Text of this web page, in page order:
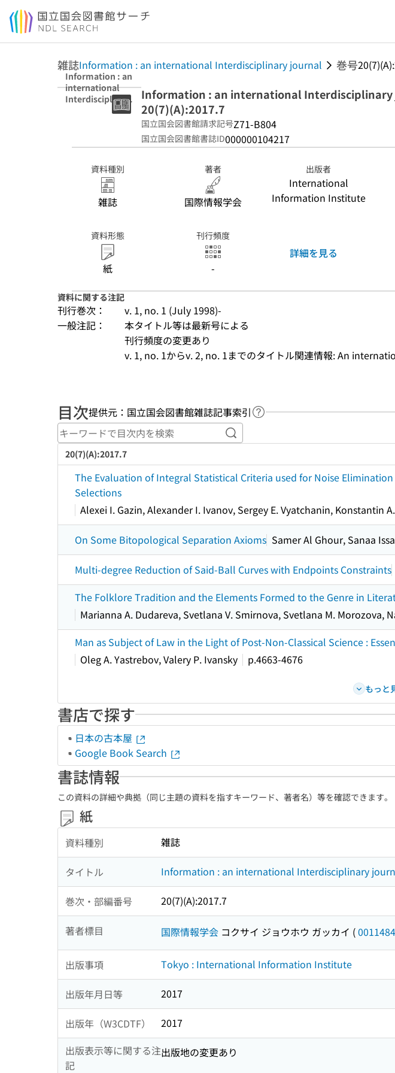
本文へ移動
雑誌Information : an international Interdisciplinary journal 巻号
Information : an
international
Interdisciplinary
journal 20(7)
Information : an international
20(7)(A):2017.7
国立国会図書館請求記号Z71-B804
国立国会図書館書誌ID000000104217
資料種別
雑誌
著者
国際情報学会
出版者
International
Information Institute
資料形態
紙
刊行頻度
-
詳細を見る
資料に関する注記
刊行巻次：
v. 1, no. 1 (July 1998)-
一般注記：
本タイトル等は最新号による
刊行頻度の変更あり
v. 1, no. 1からv. 2, no. 1までのタイトル関連情報: An
目次提供元：国立国会図書館雑誌記事索引 ヘルプページへのリンク
キーワードで目次内を検索
20(7)(A):2017.7
The Evaluation of Integral Statistical Criteria used for Noise
Selections
Alexei I. Gazin, Alexander I. Ivanov, Sergey E. Vyatchanin, Konstantin
On Some Bitopological Separation Axioms Samer Al Ghour, Sanaa Issa
Multi-degree Reduction of Said-Ball Curves with Endpoints Constraints
The Folklore Tradition and the Elements Formed to the Genre in
Marianna A. Dudareva, Svetlana V. Smirnova, Svetlana M. Morozova,
Man as Subject of Law in the Light of Post-Non-Classical Science :
Oleg A. Yastrebov, Valery P. Ivansky
p.4663-4676
もっと
書店で探す
日本の古本屋
Google Book Search
書誌情報
この資料の詳細や典拠（同じ主題の資料を指すキーワード、著者名）等を確認できます。
紙
資料種別 雑誌
タイトル Information : an international Interdisciplinary
巻次・部編番号 20(7)(A):2017.7
著者標目 国際情報学会 コクサイ ジョウホウ ガッカイ (
出版事項 Tokyo : International Information Institute
出版年月日等 2017
出版年（W3CDTF）
2017
出版表示等に関する注
記
出版地の変更あり